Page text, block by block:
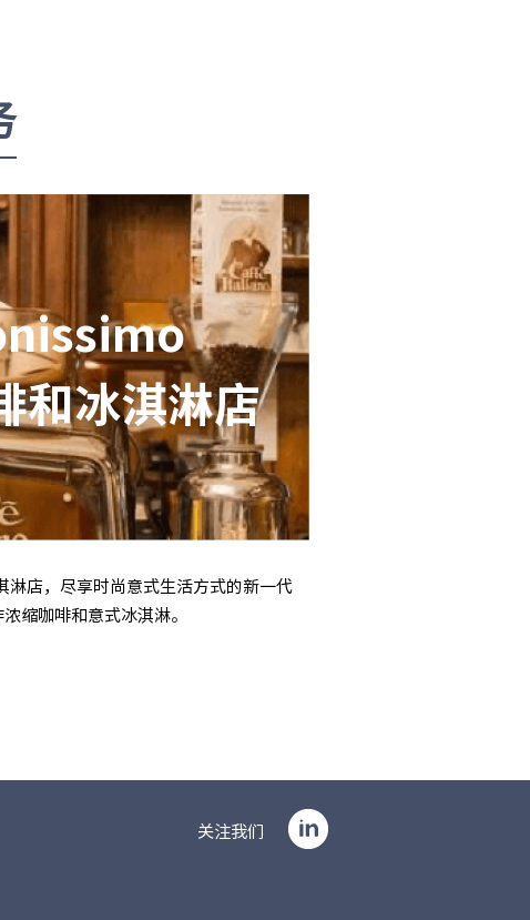
和冰淇淋店
淋店，尽享时尚意式生活方式的新一代
缩咖啡和意式冰淇淋。
关注我们